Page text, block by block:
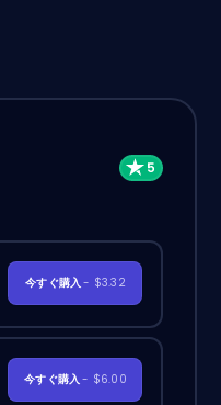
今すぐ購入- $3.32
今すぐ購入- $6.00